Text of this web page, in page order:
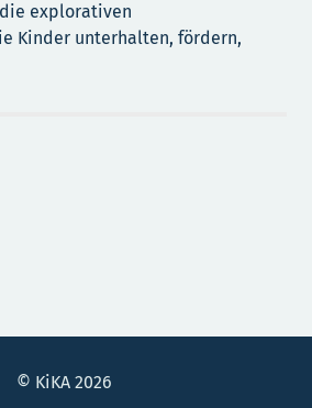
explorativen
Kinder unterhalten, fördern,
© KiKA 2026